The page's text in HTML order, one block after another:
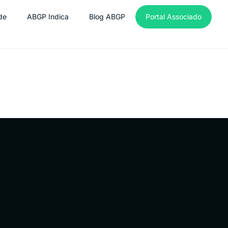
ABGP Indica Blog ABGP Portal Associado